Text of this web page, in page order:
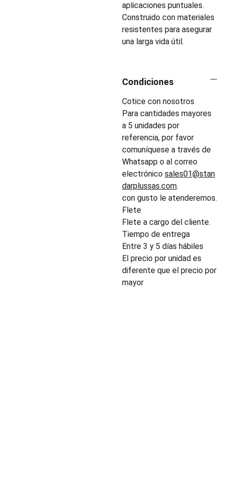
aplicaciones puntuales.
Construido con materiales
resistentes para asegurar
una larga vida útil.
Condiciones
Cotice con nosotros
Para cantidades mayores
a 5 unidades por
referencia, por favor
comuníquese a través de
Whatsapp o al correo
electrónico sales01@stan
darplussas.com.
con gusto le atenderemos.
Flete
Flete a cargo del cliente.
Tiempo de entrega
Entre 3 y 5 días hábiles
El precio por unidad es
diferente que el precio por
mayor